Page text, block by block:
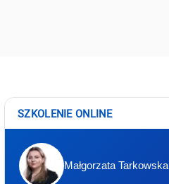
SZKOLENIE ONLINE
Małgorzata Tarkowska